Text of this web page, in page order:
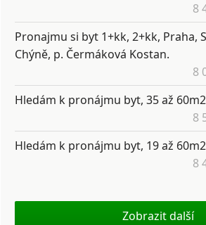
8
Pronajmu si byt 1+kk, 2+kk, Praha,
Chýně, p. Čermáková Kostan.
8
Hledám k pronájmu byt, 35 až
8
Hledám k pronájmu byt, 19 až
8
Zobrazit další